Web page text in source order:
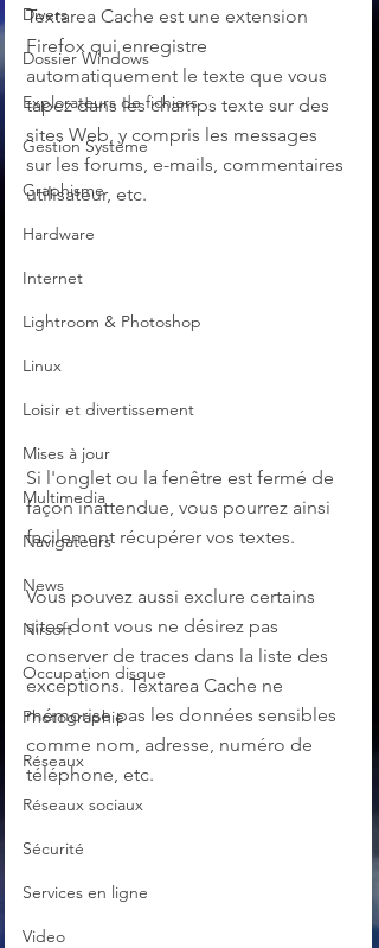
Divers
Dossier Windows
Explorateurs de fichiers
Gestion Système
Graphisme
Hardware
Internet
Lightroom & Photoshop
Linux
Loisir et divertissement
Mises à jour
Multimedia
Navigateurs
News
Nirsoft
Occupation disque
Photographie
Réseaux
Réseaux sociaux
Sécurité
Services en ligne
Video
Textarea Cache est une extension
Firefox qui enregistre
automatiquement le texte que vous
tapez dans les champs texte sur des
sites Web, y compris les messages
sur les forums, e-mails, commentaires
utilisateur, etc.
Si l'onglet ou la fenêtre est fermé de
façon inattendue, vous pourrez ainsi
facilement récupérer vos textes.
Vous pouvez aussi exclure certains
sites dont vous ne désirez pas
conserver de traces dans la liste des
exceptions. Textarea Cache ne
mémorise pas les données sensibles
comme nom, adresse, numéro de
téléphone, etc.